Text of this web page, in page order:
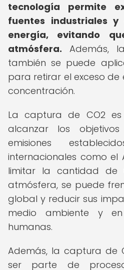
tecnología permite
fuentes industriales
energía, evitando
atmósfera. Además,
también se puede
para retirar el exceso de
concentración.
La captura de CO2
alcanzar los
emisiones
internacionales como el
limitar la cantidad de
atmósfera, se puede
global y reducir sus
medio ambiente y
humanas.
Además, la captura de
ser parte de